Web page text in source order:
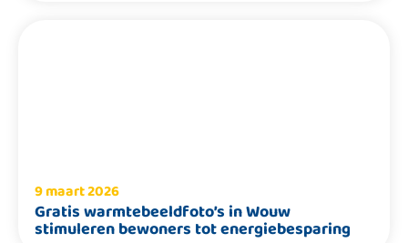
9 maart 2026
Gratis warmtebeeldfoto’s in Wouw
stimuleren bewoners tot energiebesparing